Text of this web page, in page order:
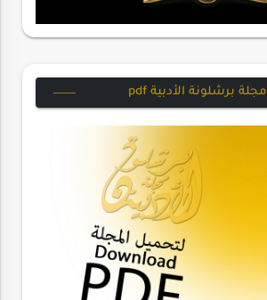
مجلة برشلونة الأدبية pdf